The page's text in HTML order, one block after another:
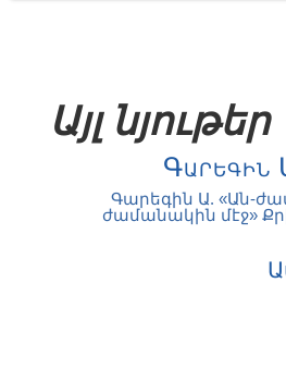
Այլ նյութեր
Գարեգին
Գարեգին Ա. «Ան-
ժամանակին մէջ»